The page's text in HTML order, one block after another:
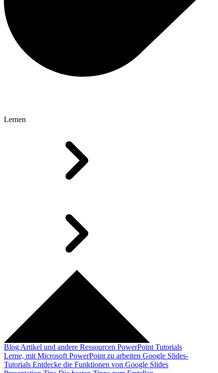
Lernen
Blog Artikel und andere Ressourcen PowerPoint Tutorials
Lerne, mit Microsoft PowerPoint zu arbeiten Google Slides-
Tutorials Entdecke die Funktionen von Google Slides